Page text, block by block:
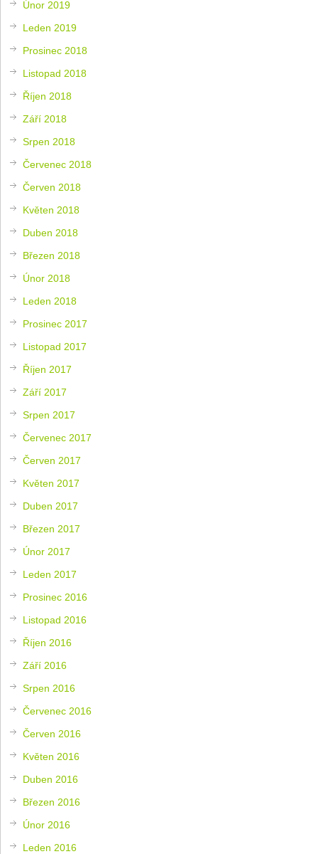
Únor 2019
Leden 2019
Prosinec 2018
Listopad 2018
Říjen 2018
Září 2018
Srpen 2018
Červenec 2018
Červen 2018
Květen 2018
Duben 2018
Březen 2018
Únor 2018
Leden 2018
Prosinec 2017
Listopad 2017
Říjen 2017
Září 2017
Srpen 2017
Červenec 2017
Červen 2017
Květen 2017
Duben 2017
Březen 2017
Únor 2017
Leden 2017
Prosinec 2016
Listopad 2016
Říjen 2016
Září 2016
Srpen 2016
Červenec 2016
Červen 2016
Květen 2016
Duben 2016
Březen 2016
Únor 2016
Leden 2016